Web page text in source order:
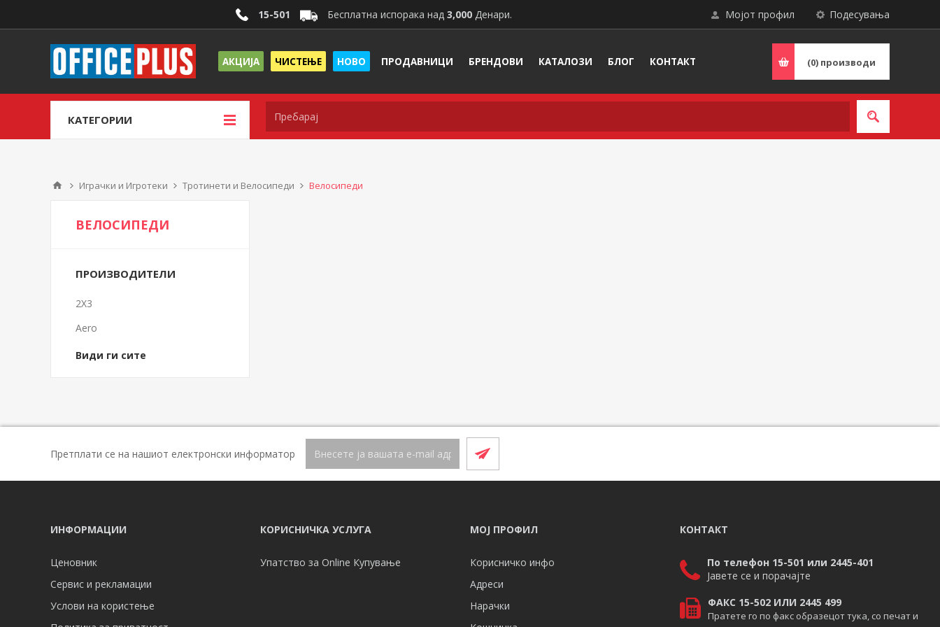
Подесувања
Мојот профил
15-501 Бесплатна испорака над 3,000 Денари.
АКЦИЈА ЧИСТЕЊЕ НОВО ПРОДАВНИЦИ БРЕНДОВИ КАТАЛОЗИ БЛОГ КОНТАКТ (0) производи
КАТЕГОРИИ
Играчки и Игротеки Тротинети и Велосипеди Велосипеди
ВЕЛОСИПЕДИ
ПРОИЗВОДИТЕЛИ
2X3
Aero
Види ги сите
Претплати се на нашиот електронски информатор
ИНФОРМАЦИИ
Ценовник
Сервис и рекламации
Услови на користење
КОРИСНИЧКА УСЛУГА
Упатство за Online Купување
МОЈ ПРОФИЛ
Корисничко инфо
Адреси
Нарачки
КОНТАКТ
По телефон 15-501 или 2445-401
Јавете се и порачајте
ФАКС 15-502 ИЛИ 2445 499
Пратете го по факс образецот тука, со печат и